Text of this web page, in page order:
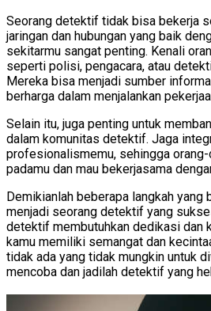
Seorang detektif tidak bisa bekerja
jaringan dan hubungan yang baik
sekitarmu sangat penting. Kenali
seperti polisi, pengacara, atau
Mereka bisa menjadi sumber
berharga dalam menjalankan
Selain itu, juga penting untuk
dalam komunitas detektif. Jaga
profesionalismemu, sehingga orang-
padamu dan mau bekerjasama
Demikianlah beberapa langkah yang
menjadi seorang detektif yang
detektif membutuhkan dedikasi dan
kamu memiliki semangat dan
tidak ada yang tidak mungkin untuk
mencoba dan jadilah detektif yang